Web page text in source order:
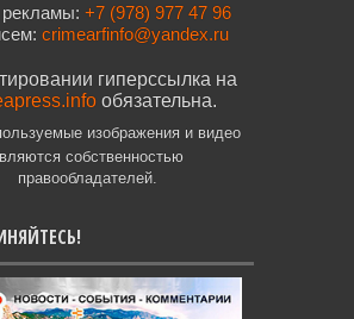
+7 (978) 977 47 96
crimearfinfo@yandex.ru
гиперссылка на
обязательна.
изображения и видео
собственностью
правообладателей.